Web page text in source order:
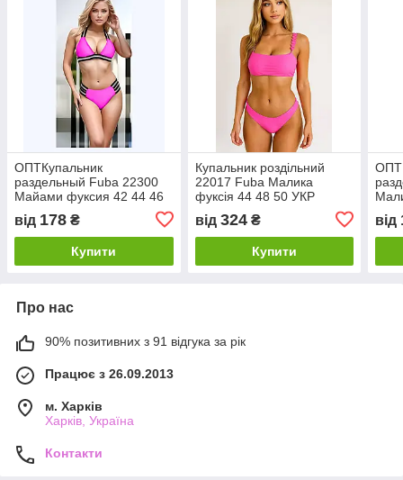
ОПТКупальник
раздельный Fuba 22300
Майами фуксия 42 44 46
від 178 ₴
Купити
Купальник роздільний
22017 Fuba Малика
фуксія 44 48 50 УКР
від 324₴
Купити
від
Про нас
90% позитивних з 91 відгука за рік
Працює з 26.09.2013
м. Харків
Харків, Україна
Контакти